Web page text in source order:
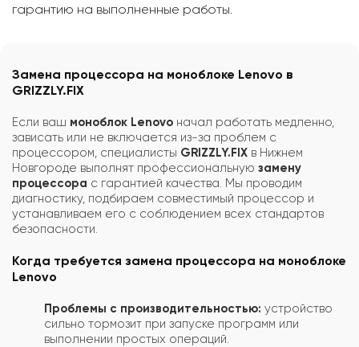
гарантию на выполненные работы.
Замена процессора на моноблоке Lenovo в
GRIZZLY.FIX
Если ваш моноблок Lenovo начал работать медленно,
зависать или не включается из-за проблем с
процессором, специалисты GRIZZLY.FIX в Нижнем
Новгороде выполнят профессиональную замену
процессора с гарантией качества. Мы проводим
диагностику, подбираем совместимый процессор и
устанавливаем его с соблюдением всех стандартов
безопасности.
Когда требуется замена процессора на моноблоке
Lenovo
Проблемы с производительностью: устройство
сильно тормозит при запуске программ или
выполнении простых операций.